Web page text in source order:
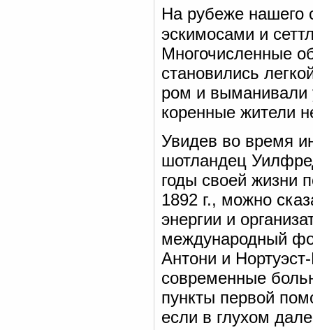
На рубеже нашего
эскимосами и
Многочисленные
становились
ром и выманивали
коренные жители
Увидев во время
шотландец
годы своей жизни
1892 г., можно
энергии и
международный
Антони и
современные
пункты первой
если в глухом